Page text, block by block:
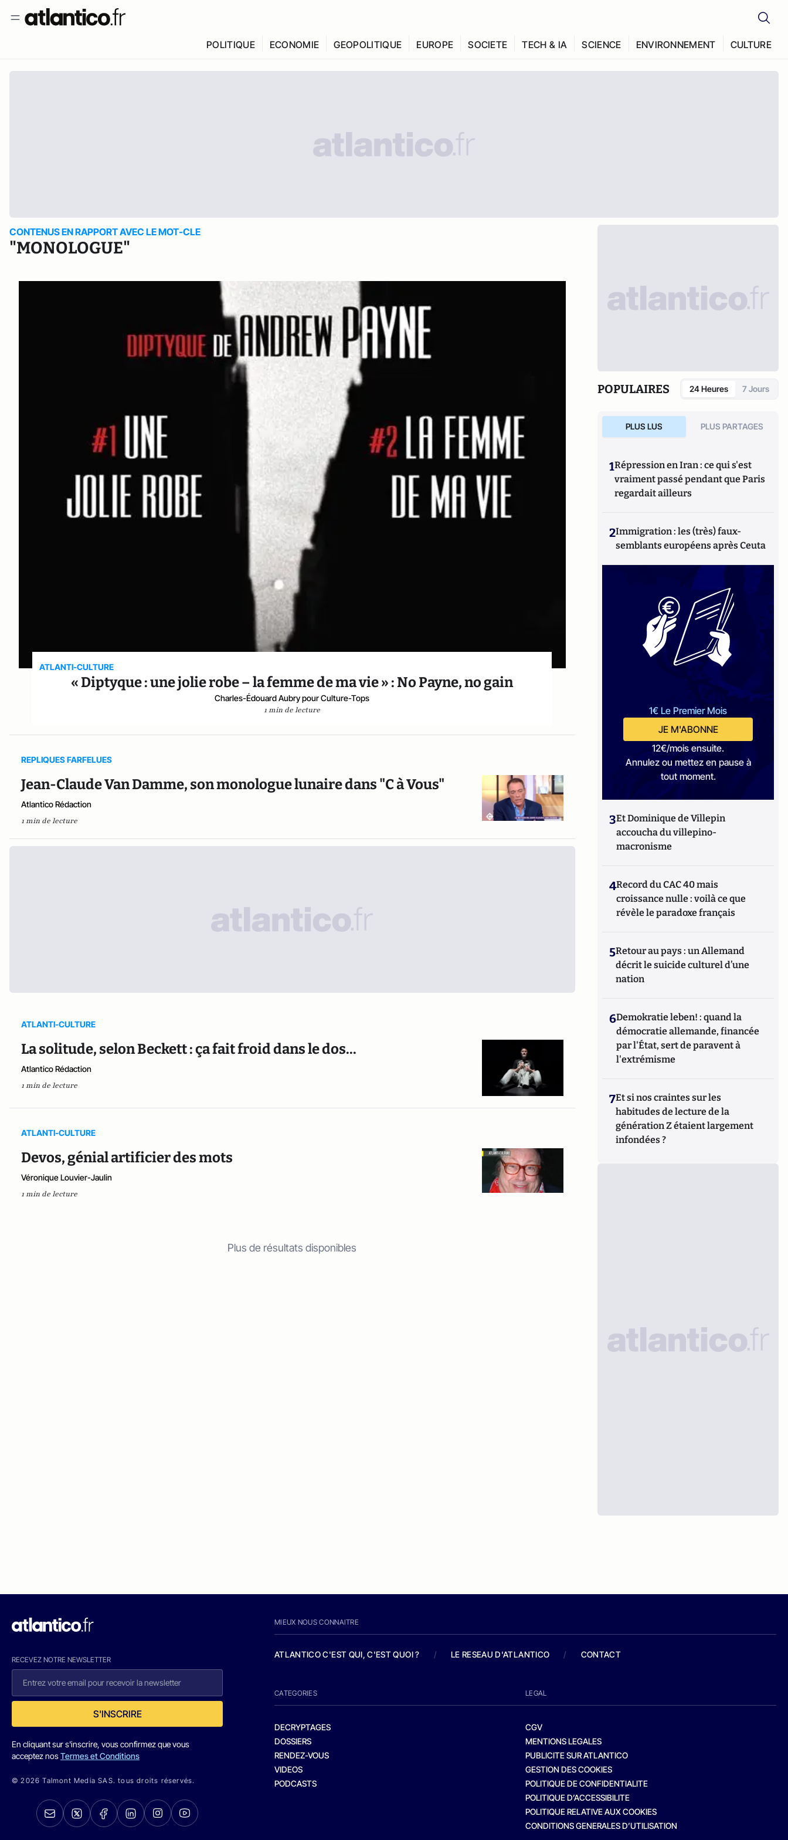
POLITIQUE ECONOMIE GEOPOLITIQUE EUROPE SOCIETE TECH & IA SCIENCE ENVIRONNEMENT CULTURE
CONTENUS EN RAPPORT AVEC LE MOT-CLE
"MONOLOGUE"
ATLANTI-CULTURE
« Diptyque : une jolie robe – la femme de ma vie » : No Payne, no gain
Charles-Édouard Aubry pour Culture-Tops
1 min de lecture
REPLIQUES FARFELUES
Jean-Claude Van Damme, son monologue lunaire dans "C à Vous"
Atlantico Rédaction
1 min de lecture
ATLANTI-CULTURE
La solitude, selon Beckett : ça fait froid dans le dos...
Atlantico Rédaction
1 min de lecture
ATLANTI-CULTURE
Devos, génial artificier des mots
Véronique Louvier-Jaulin
1 min de lecture
Plus de résultats disponibles
POPULAIRES 24 Heures 7 Jours
PLUS LUS PLUS PARTAGES
1Répression en Iran : ce qui s'est
vraiment passé pendant que Paris
regardait ailleurs
2Immigration : les (très) faux-
semblants européens après Ceuta
1€ Le Premier Mois
JE M'ABONNE
12€/mois ensuite.
Annulez ou mettez en pause à
tout moment.
3Et Dominique de Villepin
accoucha du villepino-
macronisme
4Record du CAC 40 mais
croissance nulle : voilà ce que
révèle le paradoxe français
5Retour au pays : un Allemand
décrit le suicide culturel d’une
nation
6Demokratie leben! : quand la
démocratie allemande, financée
par l'État, sert de paravent à
l'extrémisme
7Et si nos craintes sur les
habitudes de lecture de la
génération Z étaient largement
infondées ?
RECEVEZ NOTRE NEWSLETTER
S'INSCRIRE
En cliquant sur s'inscrire, vous confirmez que vous
acceptez nosTermes et Conditions
© 2026 Talmont Media SAS. tous droits réservés.
MIEUX NOUS CONNAITRE
ATLANTICO C'EST QUI, C'EST QUOI ? / LE RESEAU D'ATLANTICO / CONTACT
CATEGORIES
DECRYPTAGES
DOSSIERS
RENDEZ-VOUS
VIDEOS
PODCASTS
LEGAL
CGV
MENTIONS LEGALES
PUBLICITE SUR ATLANTICO
GESTION DES COOKIES
POLITIQUE DE CONFIDENTIALITE
POLITIQUE D’ACCESSIBILITE
POLITIQUE RELATIVE AUX COOKIES
CONDITIONS GENERALES D’UTILISATION